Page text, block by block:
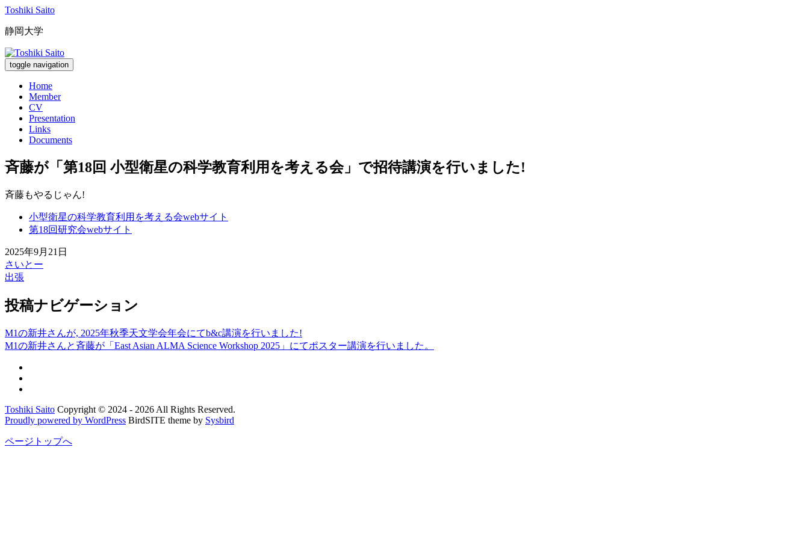
Toshiki Saito
静岡大学
toggle navigation
Home
Member
CV
Presentation
Links
Documents
斉藤が「第18回 小型衛星の科学教育利用を考える会」で招待講演を行いました!
斉藤もやるじゃん!
小型衛星の科学教育利用を考える会webサイト
第18回研究会webサイト
2025年9月21日
さいとー
出張
投稿ナビゲーション
M1の新井さんが, 2025年秋季天文学会年会にてb&c講演を行いました!
M1の新井さんと斉藤が「East Asian ALMA Science Workshop 2025」にてポスター講演を行いました。
Toshiki Saito Copyright © 2024 - 2026 All Rights Reserved.
Proudly powered by WordPress BirdSITE theme by Sysbird
ページトップへ